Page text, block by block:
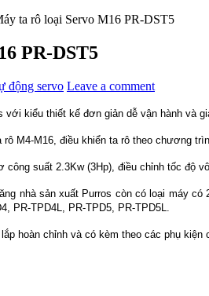
ta rô loại Servo M16 PR-DST5
PR-DST5
động servo Leave a comment
với kiểu thiết kế đơn giản dễ vận hành và
M4-M16, điều khiển ta rô theo chương
suất 2.3Kw (3Hp), điều chỉnh tốc độ
nhà sản xuất Purros còn có loại máy
PR-TPD4L, PR-TPD5, PR-TPD5L.
hoàn chỉnh và có kèm theo các phụ